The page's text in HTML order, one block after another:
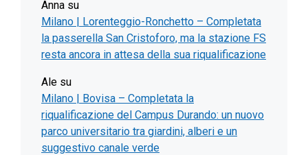
Anna su
Milano | Lorenteggio-Ronchetto – Completata
la passerella San Cristoforo, ma la stazione FS
resta ancora in attesa della sua riqualificazione
Ale su
Milano | Bovisa – Completata la
riqualificazione del Campus Durando: un nuovo
parco universitario tra giardini, alberi e un
suggestivo canale verde